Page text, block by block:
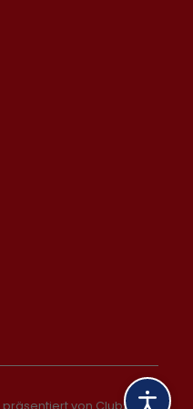
präsentiert von ClubShare